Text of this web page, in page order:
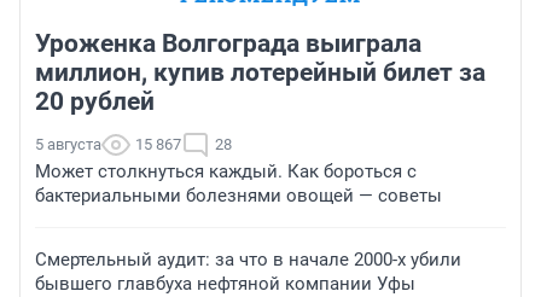
Уроженка Волгограда выиграла
миллион, купив лотерейный билет за
20 рублей
5 августа 15 867 28
Может столкнуться каждый. Как бороться с
бактериальными болезнями овощей — советы
Смертельный аудит: за что в начале 2000-х убили
бывшего главбуха нефтяной компании Уфы